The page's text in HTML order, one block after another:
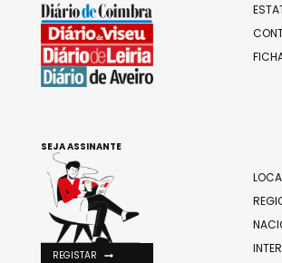
SEJA ASSINANTE
REGISTAR